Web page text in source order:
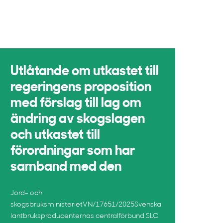
Utlåtande om utkastet till
regeringens proposition
med förslag till lag om
ändring av skogslagen
och utkastet till
förordningar som har
samband med den
Jord- och
skogsbruksministerietVN/17651/2025Svenska
lantbruksproducenternas centralförbund SLC